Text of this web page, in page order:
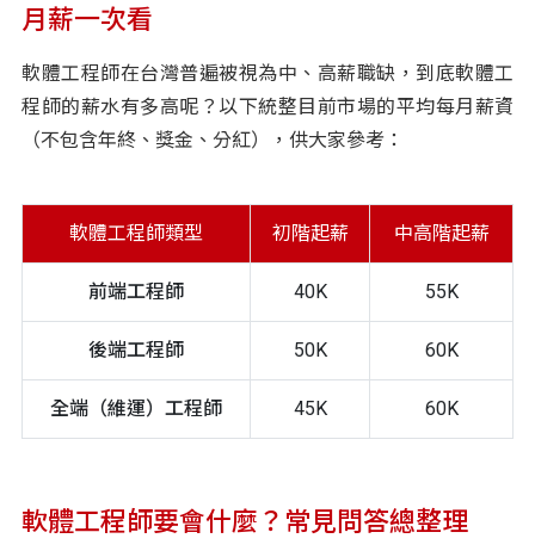
月薪一次看
軟體工程師在台灣普遍被視為中、高薪職缺，到底軟體工
程師的薪水有多高呢？以下統整目前市場的平均每月薪資
（不包含年終、獎金、分紅），供大家參考：
軟體工程師類型 初階起薪 中高階起薪
前端工程師 40K 55K
後端工程師 50K 60K
全端（維運）工程師 45K 60K
軟體工程師要會什麼？常見問答總整理